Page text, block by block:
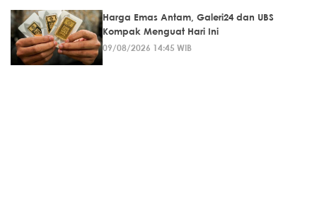
Harga Emas Antam, Galeri24 dan UBS
Kompak Menguat Hari Ini
09/08/2026 14:45 WIB